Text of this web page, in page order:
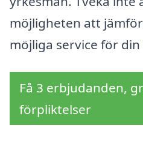
möjligheten att
möjliga service för
Få 3 erbjudanden,
förpliktelser